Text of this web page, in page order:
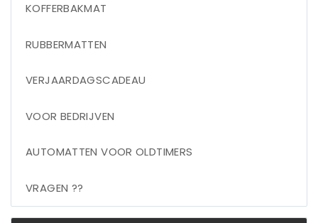
KOFFERBAKMAT
RUBBERMATTEN
VERJAARDAGSCADEAU
VOOR BEDRIJVEN
AUTOMATTEN VOOR OLDTIMERS
VRAGEN ??